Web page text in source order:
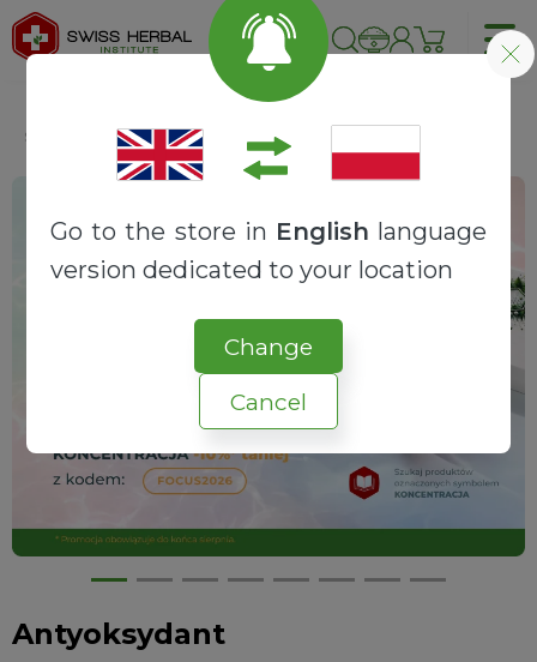
Go to the store in English language
version dedicated to your location
Change
Cancel
Strona główna Zdrowotne Antyoksydant
Antyoksydant